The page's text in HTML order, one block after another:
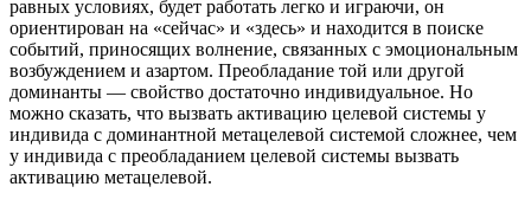
равных условиях, будет работать легко и играючи, он
ориентирован на «сейчас» и «здесь» и находится в поиске
событий, приносящих волнение, связанных с эмоциональным
возбуждением и азартом. Преобладание той или другой
доминанты — свойство достаточно индивидуальное. Но
можно сказать, что вызвать активацию целевой системы у
индивида с доминантной метацелевой системой сложнее, чем
у индивида с преобладанием целевой системы вызвать
активацию метацелевой.